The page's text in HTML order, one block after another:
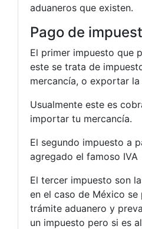
aduaneros que existen.
Pago de
El primer impuesto que
este se trata de
mercancía, o exportar la
Usualmente este es
importar tu mercancía.
El segundo impuesto a
agregado el famoso IVA
El tercer impuesto son
en el caso de México
trámite aduanero y
un impuesto pero si es